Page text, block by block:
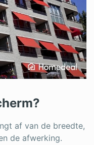
af van de breedte,
de afwerking.